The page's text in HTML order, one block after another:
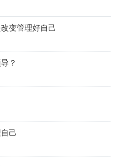
变管理好自己
？
己